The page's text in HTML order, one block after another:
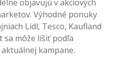
objavujú v akciových
Výhodné ponuky
Lidl, Tesco, Kaufland
môže líšiť podľa
kampane.